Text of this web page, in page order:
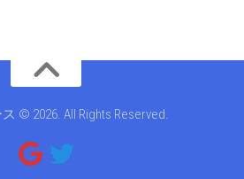
© 2026. All Rights Reserved.